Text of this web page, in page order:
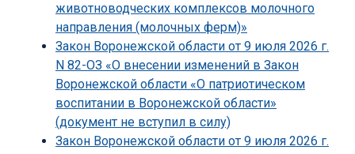
животноводческих комплексов молочного
направления (молочных ферм)»
Закон Воронежской области от 9 июля 2026 г.
N 82-ОЗ «О внесении изменений в Закон
Воронежской области «О патриотическом
воспитании в Воронежской области»
(документ не вступил в силу)
Закон Воронежской области от 9 июля 2026 г.